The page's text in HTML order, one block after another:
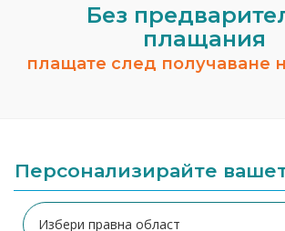
Без
плащания
плащате след получаване
Персонализирайте